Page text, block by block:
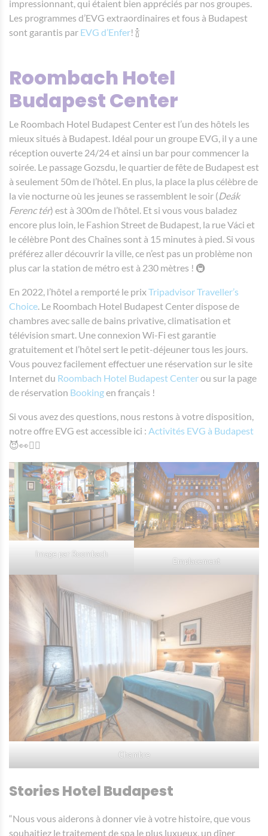
impressionnant, qui étaient bien appréciés par nos groupes.
Les programmes d’EVG extraordinaires et fous à Budapest
sont garantis par EVG d’Enfer! 🍾
Roombach Hotel
Budapest Center
Le Roombach Hotel Budapest Center est l’un des hôtels les
mieux situés à Budapest. Idéal pour un groupe EVG, il y a une
réception ouverte 24/24 et ainsi un bar pour commencer la
soirée. Le passage Gozsdu, le quartier de fête de Budapest est
à seulement 50m de l’hôtel. En plus, la place la plus célèbre de
la vie nocturne où les jeunes se rassemblent le soir (Deák
Ferenc tér) est à 300m de l’hôtel. Et si vous vous baladez
encore plus loin, le Fashion Street de Budapest, la rue Váci et
le célèbre Pont des Chaînes sont à 15 minutes à pied. Si vous
préférez aller découvrir la ville, ce n’est pas un problème non
plus car la station de métro est à 230 mètres ! 🚇
En 2022, l’hôtel a remporté le prixTripadvisor Traveller’s
Choice. Le Roombach Hotel Budapest Center dispose de
chambres avec salle de bains privative, climatisation et
télévision smart. Une connexion Wi-Fi est garantie
gratuitement et l’hôtel sert le petit-déjeuner tous les jours.
Vous pouvez facilement effectuer une réservation sur le site
Internet du Roombach Hotel Budapest Centerou sur la page
de réservation Bookingen français !
Si vous avez des questions, nous restons à votre disposition,
notre offre EVG est accessible ici : Activités EVG à Budapest
😈👀👯‍♀️
Image par Roombach
Emplacement
Chambre
Stories Hotel Budapest
“Nous vous aiderons à donner vie à votre histoire, que vous
souhaitiez le traitement de spa le plus luxueux, un dîner